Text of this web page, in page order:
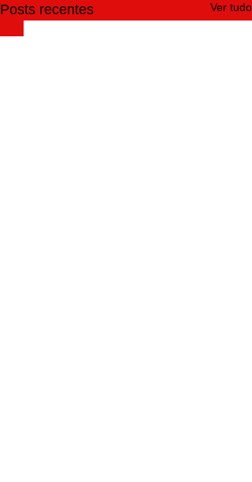
Posts recentes Ver tudo